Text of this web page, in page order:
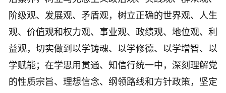
阶级观、发展观、矛盾观，树立正确的世界观、人生
观、价值观和权力观、事业观、政绩观、地位观、利
益观，切实做到以学铸魂、以学修德、以学增智、以
学赋能；在学思用贯通、知信行统一中，深刻理解党
的性质宗旨、理想信念、纲领路线和方针政策，坚定